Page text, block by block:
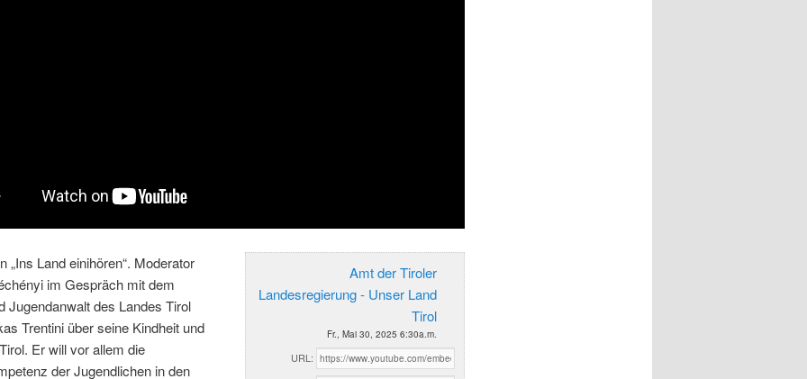
Amt der Tiroler
Landesregierung - Unser Land
Tirol
Fr., Mai 30, 2025 6:30a.m.
URL:
„Ins Land einihören“. Moderator
im Gespräch mit dem
Jugendanwalt des Landes Tirol
Trentini über seine Kindheit und
Er will vor allem die
der Jugendlichen in den